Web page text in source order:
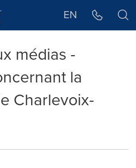
EN
médias -
la
Charlevoix-